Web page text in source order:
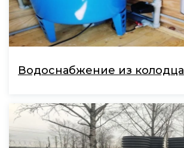
Водоснабжение из колодца